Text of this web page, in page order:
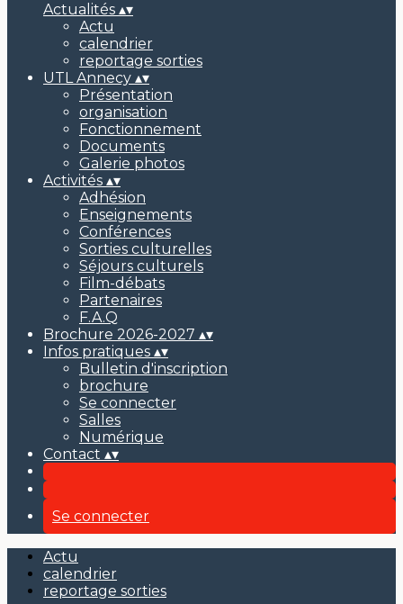
Actualités ▴▾
Actu
calendrier
reportage sorties
UTL Annecy ▴▾
Présentation
organisation
Fonctionnement
Documents
Galerie photos
Activités ▴▾
Adhésion
Enseignements
Conférences
Sorties culturelles
Séjours culturels
Film-débats
Partenaires
F.A.Q
Brochure 2026-2027 ▴▾
Infos pratiques ▴▾
Bulletin d'inscription
brochure
Se connecter
Salles
Numérique
Contact ▴▾
Se connecter
Actu
calendrier
reportage sorties